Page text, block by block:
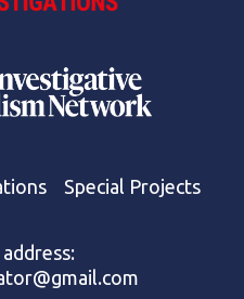
Special Projects